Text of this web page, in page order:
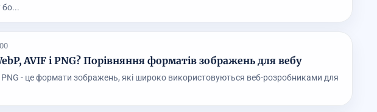
бо...
AVIF і PNG? Порівняння форматів зображень для вебу
PNG - це формати зображень, які широко використовуються веб-розробниками для